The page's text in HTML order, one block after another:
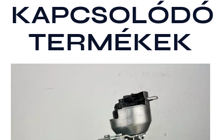
KAPCSOLÓDÓ
TERMÉKEK